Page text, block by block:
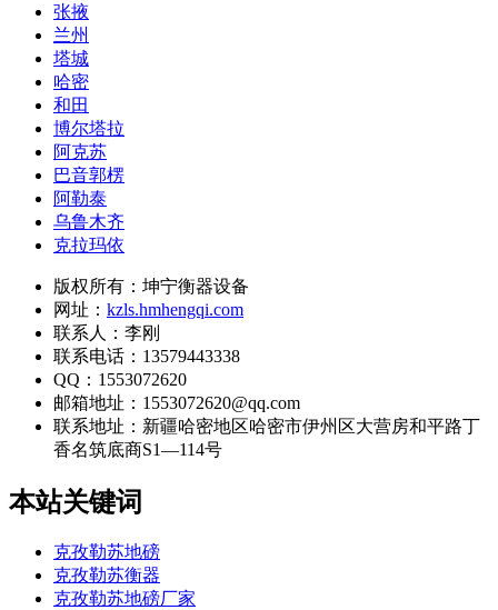
张掖
兰州
塔城
哈密
和田
博尔塔拉
阿克苏
巴音郭楞
阿勒泰
乌鲁木齐
克拉玛依
版权所有：坤宁衡器设备
网址： kzls.hmhengqi.com
联系人：李刚
联系电话：13579443338
QQ：1553072620
邮箱地址：1553072620@qq.com
联系地址： 新疆哈密地区哈密市伊州区大营房和平路丁
香名筑底商S1—114号
本站关键词
克孜勒苏地磅
克孜勒苏衡器
克孜勒苏地磅厂家